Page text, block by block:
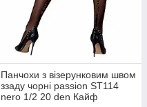
Панчохи з візерунковим швом
ззаду чорні passion ST114
nero 1/2 20 den Кайф